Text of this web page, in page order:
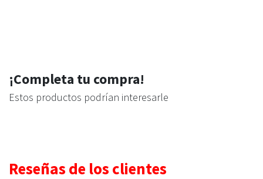
¡Completa tu compra!
Estos productos podrían interesarle
Reseñas de los clientes